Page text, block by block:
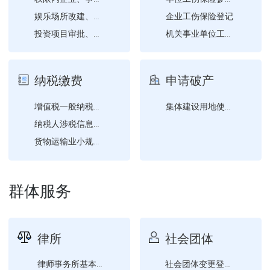
娱乐场所改建、扩建营业场...
投资项目审批、核准、备案...
企业工伤保险登记
机关事业单位工伤保险登记
纳税缴费
纳税人涉税信息查询
货物运输业小规模纳税人异...
申请破产
群体服务
律所
律师事务所基本信息查询
社会团体
社会团体变更登记（社会团...